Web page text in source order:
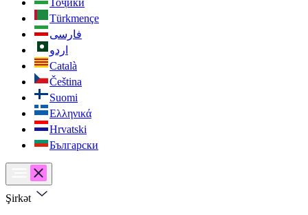
Тоҷикӣ
Türkmençe
فارسی
اردو
Català
Čeština
Suomi
Ελληνικά
Hrvatski
Български
Şirkət